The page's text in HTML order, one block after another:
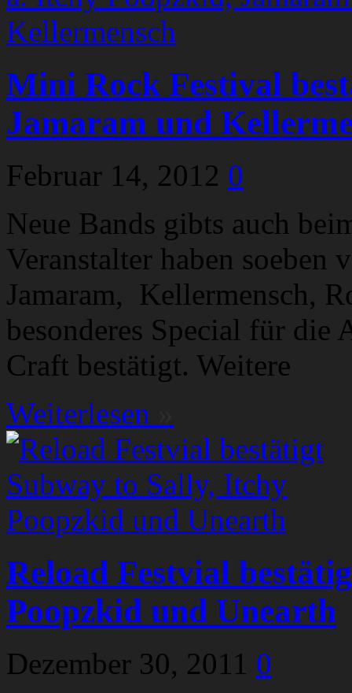
Mini Rock Festival
Jamaram und
Februar 14, 2012 0
Neue Bands gibts auch
Veranstalter haben
Jamaram, Kellermensch,
besonderes Special für
Craft bestätigt. Weitere
Weiterlesen
Reload Festvial
Poopzkid und Unearth
Dezember 30, 2011 0